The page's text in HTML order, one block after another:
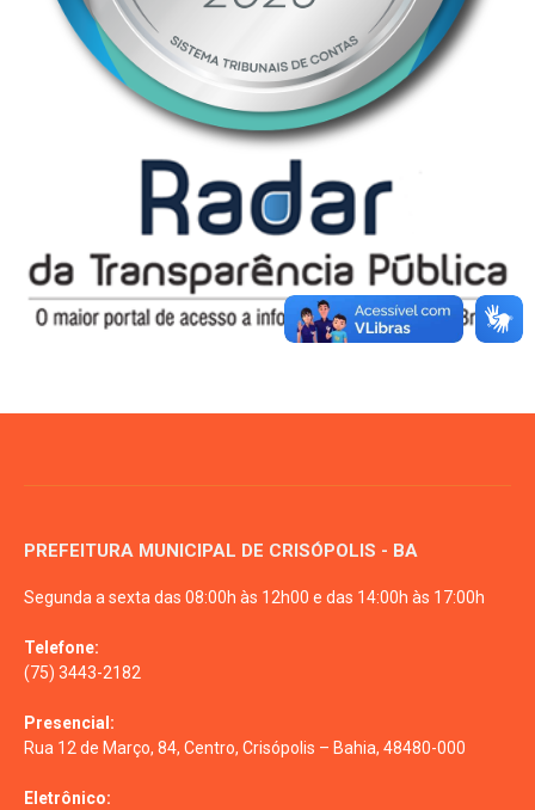
PREFEITURA MUNICIPAL DE CRISÓPOLIS - BA
Segunda a sexta das 08:00h às 12h00 e das 14:00h às 17:00h
Telefone:
(75) 3443-2182
Presencial:
Rua 12 de Março, 84, Centro, Crisópolis – Bahia, 48480-000
Eletrônico: